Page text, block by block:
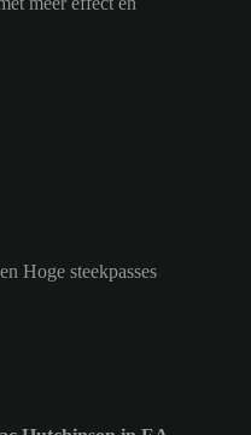
Hoge steekpasses